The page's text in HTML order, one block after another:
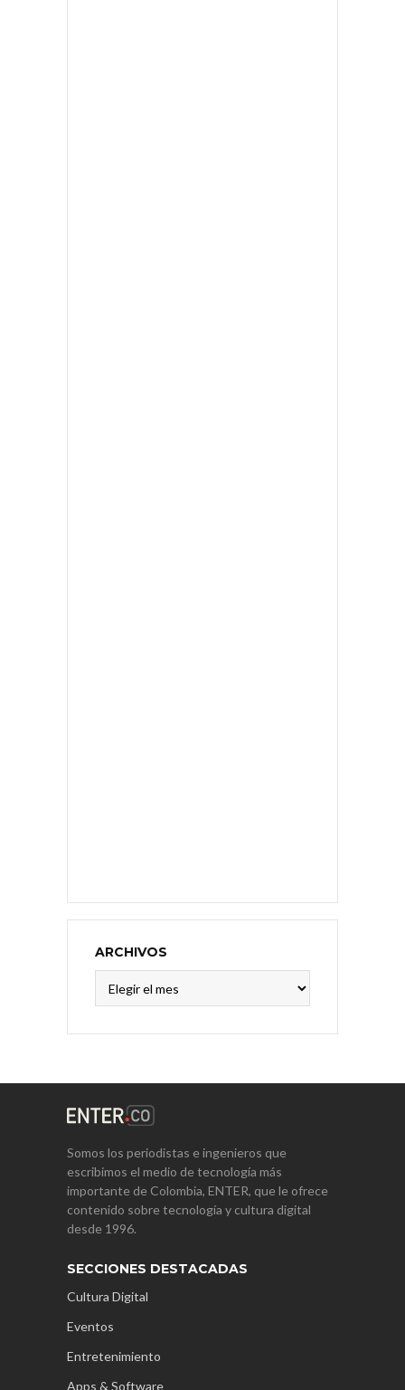
ARCHIVOS
Somos los periodistas e ingenieros que
escribimos el medio de tecnología más
importante de Colombia, ENTER, que le ofrece
contenido sobre tecnología y cultura digital
desde 1996.
SECCIONES DESTACADAS
Cultura Digital
Eventos
Entretenimiento
Apps & Software